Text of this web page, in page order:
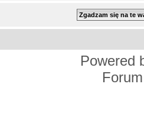
Powered